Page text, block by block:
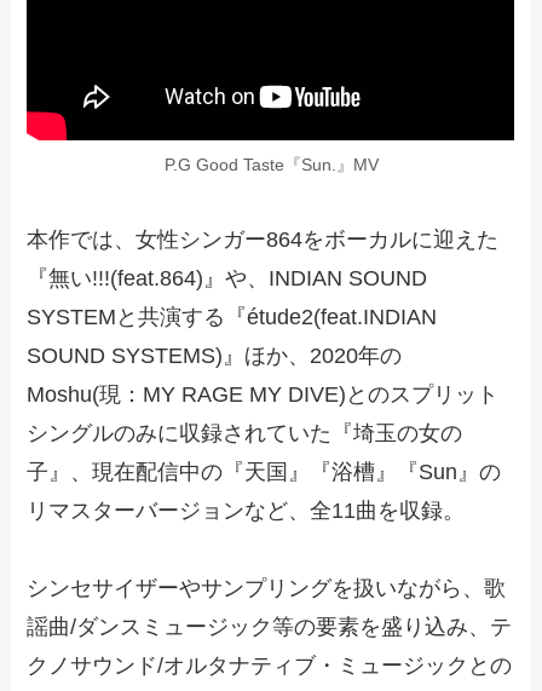
P.G Good Taste『Sun.』MV
本作では、女性シンガー864をボーカルに迎えた
『無い!!!(feat.864)』や、INDIAN SOUND
SYSTEMと共演する『étude2(feat.INDIAN
SOUND SYSTEMS)』ほか、2020年の
Moshu(現：MY RAGE MY DIVE)とのスプリット
シングルのみに収録されていた『埼玉の女の
子』、現在配信中の『天国』『浴槽』『Sun』の
リマスターバージョンなど、全11曲を収録。
シンセサイザーやサンプリングを扱いながら、歌
謡曲/ダンスミュージック等の要素を盛り込み、テ
クノサウンド/オルタナティブ・ミュージックとの